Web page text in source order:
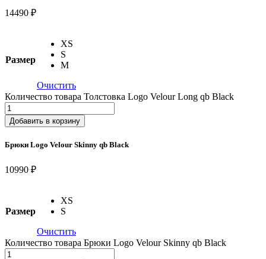
14490 ₽
Размер
XS
S
M
Очистить
Количество товара Толстовка Logo Velour Long qb Black
Добавить в корзину
Брюки Logo Velour Skinny qb Black
10990 ₽
Размер
XS
S
Очистить
Количество товара Брюки Logo Velour Skinny qb Black